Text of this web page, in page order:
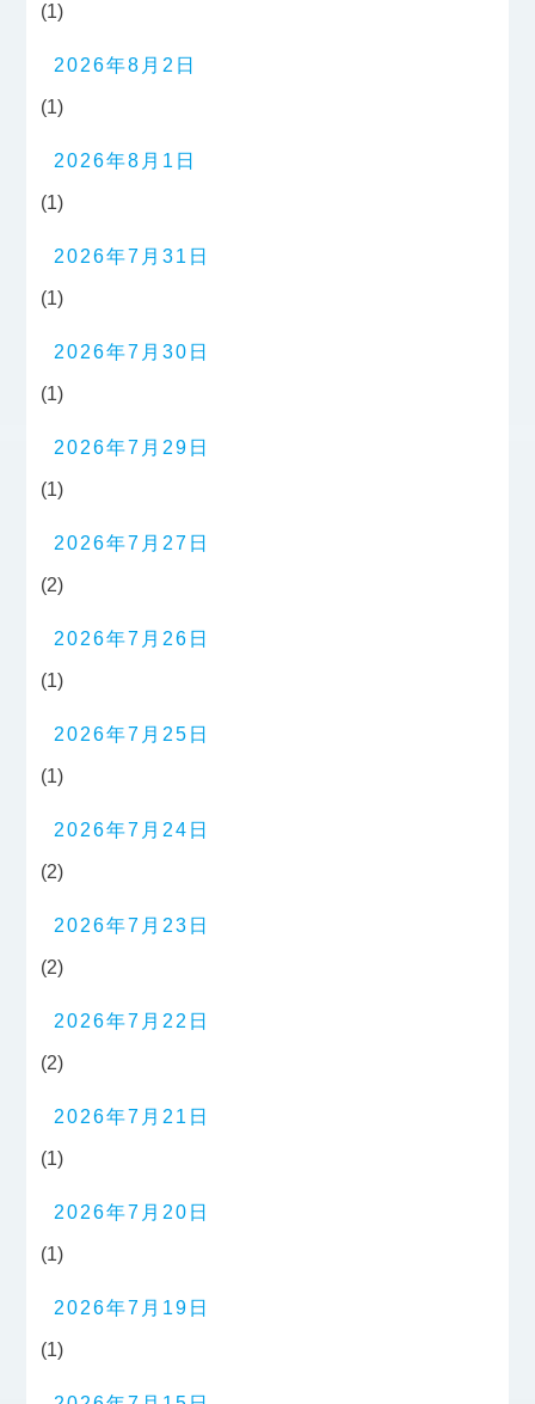
(1)
2026年8月2日
(1)
2026年8月1日
(1)
2026年7月31日
(1)
2026年7月30日
(1)
2026年7月29日
(1)
2026年7月27日
(2)
2026年7月26日
(1)
2026年7月25日
(1)
2026年7月24日
(2)
2026年7月23日
(2)
2026年7月22日
(2)
2026年7月21日
(1)
2026年7月20日
(1)
2026年7月19日
(1)